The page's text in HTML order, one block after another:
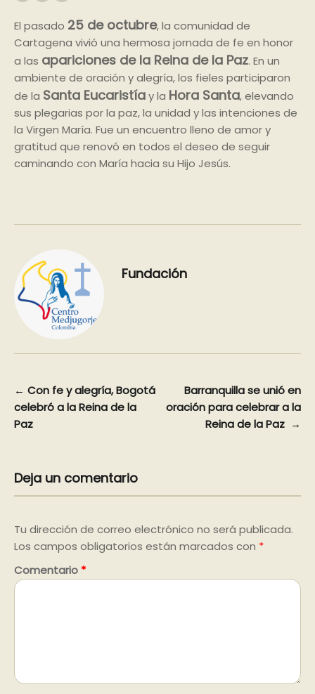
El pasado 25 de octubre, la comunidad de
Cartagena vivió una hermosa jornada de fe en honor
a las apariciones de la Reina de la Paz. En un
ambiente de oración y alegría, los fieles participaron
de la Santa Eucaristíay la Hora Santa, elevando
sus plegarias por la paz, la unidad y las intenciones de
la Virgen María. Fue un encuentro lleno de amor y
gratitud que renovó en todos el deseo de seguir
caminando con María hacia su Hijo Jesús.
Fundación
Navegación
de
← Con fe y alegría, Bogotá
celebró a la Reina de la
Paz
Barranquilla se unió en
oración para celebrar a la
Reina de la Paz →
Deja un comentario
Tu dirección de correo electrónico no será publicada.
Los campos obligatorios están marcados con *
Comentario *